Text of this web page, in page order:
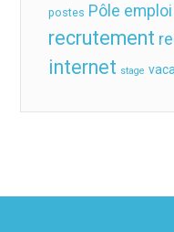
postes Pôle emploi
recrutement
internet stage